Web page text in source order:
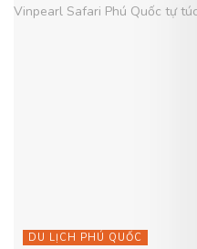
DU LỊCH PHÚ QUỐC